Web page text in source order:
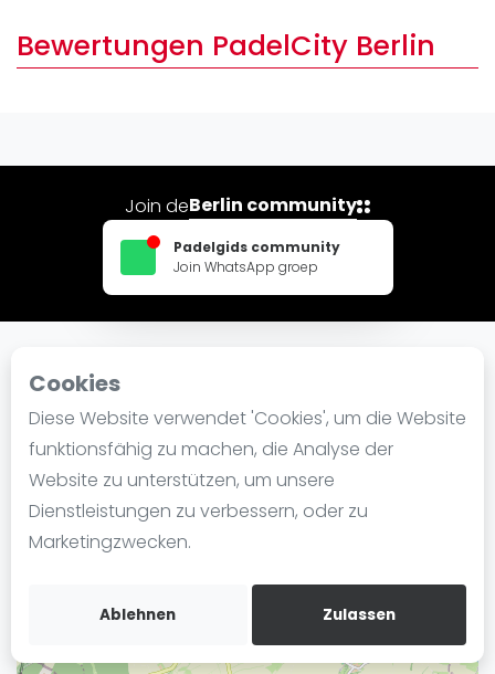
Cookies
Diese Website verwendet 'Cookies', um die Website
funktionsfähig zu machen, die Analyse der
Website zu unterstützen, um unsere
Dienstleistungen zu verbessern, oder zu
Marketingzwecken.
Ablehnen Zulassen
Veranstaltungen
Ranking
Blog
Die Geschichte von Padel
Regeln und Punktzählung
Padel Schläge
Video
Bewertungen PadelCity Berlin
Join deBerlin community
Padelgids community
Join WhatsApp groep
In der Nähe PadelCity Berlin
−